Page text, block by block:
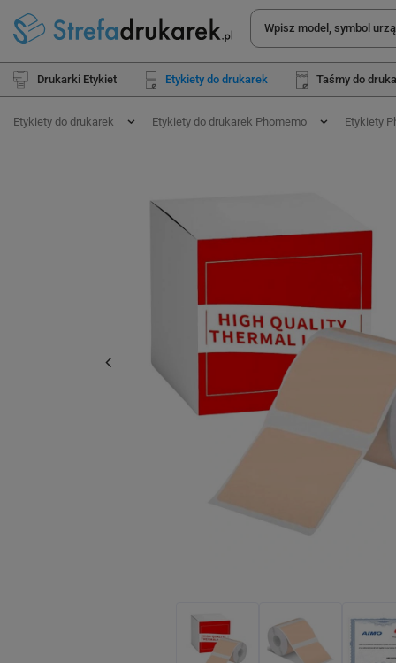
Drukarki Etykiet Etykiety do drukarek Taśmy do
Etykiety do drukarek Etykiety do drukarek Phomemo Etykiety